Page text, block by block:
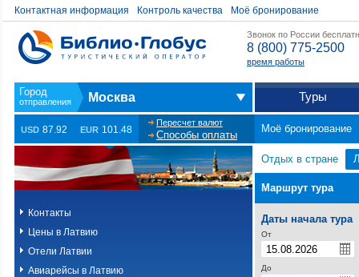
Контактная информация Контроль качества Моё бронирование
Звонок по России
8 (800) 775-2500
время работы
Москва Туры
USD 87.92 EUR 101.48
Пересчет валют
Способы оплаты
Моё бронирование
Контакты
Цены в Латвию
Отели Латвии
Авиарейсы в Латвию
Отдых в стране
Маршрут тура
Даты начала тура
От
До